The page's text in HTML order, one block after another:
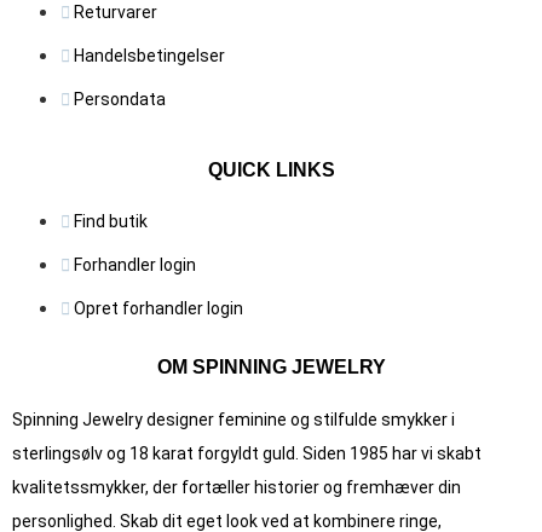
Returvarer
Handelsbetingelser
Persondata
QUICK LINKS
Find butik
Forhandler login
Opret forhandler login
OM SPINNING JEWELRY
Spinning Jewelry designer feminine og stilfulde smykker i
sterlingsølv og 18 karat forgyldt guld. Siden 1985 har vi skabt
kvalitets­smykker, der fortæller historier og fremhæver din
personlighed. Skab dit eget look ved at kombinere ringe,